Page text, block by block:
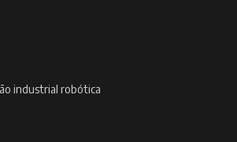
industrial robótica